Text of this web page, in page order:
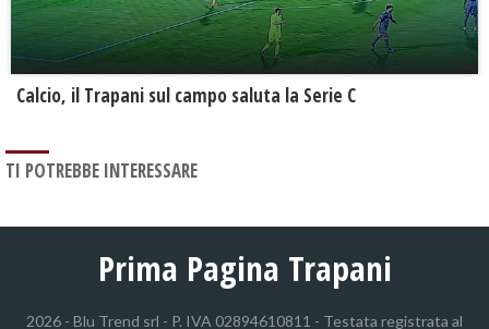
Calcio, il Trapani sul campo saluta la Serie C
TI POTREBBE INTERESSARE
Prima Pagina Trapani
2026 - Blu Trend srl - P. IVA 02894610811 - Testata registrata al